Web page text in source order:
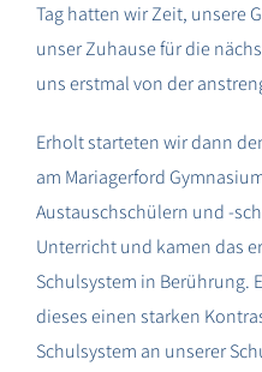
Tag hatten wir Zeit, unsere
unser Zuhause für die
uns erstmal von der
Erholt starteten wir dann
am Mariagerford
Austauschschülern und -
Unterricht und kamen das
Schulsystem in Berührung.
dieses einen starken
Schulsystem an unserer